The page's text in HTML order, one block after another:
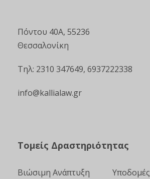
Πόντου 40Α, 55236
Θεσσαλονίκη
Τηλ: 2310 347649, 6937222338
info@kallialaw.gr
Τομείς Δραστηριότητας
Βιώσιμη Ανάπτυξη
Υποδομές